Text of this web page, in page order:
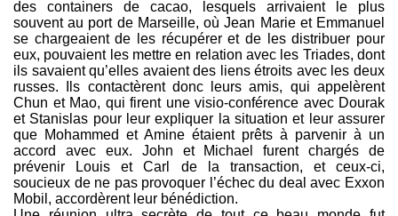
des containers de cacao, lesquels arrivaient le plus
souvent au port de Marseille, où Jean Marie et Emmanuel
se chargeaient de les récupérer et de les distribuer pour
eux, pouvaient les mettre en relation avec les Triades, dont
ils savaient qu’elles avaient des liens étroits avec les deux
russes. Ils contactèrent donc leurs amis, qui appelèrent
Chun et Mao, qui firent une visio-conférence avec Dourak
et Stanislas pour leur expliquer la situation et leur assurer
que Mohammed et Amine étaient prêts à parvenir à un
accord avec eux. John et Michael furent chargés de
prévenir Louis et Carl de la transaction, et ceux-ci,
soucieux de ne pas provoquer l’échec du deal avec Exxon
Mobil, accordèrent leur bénédiction.